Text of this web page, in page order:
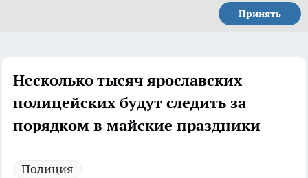
Принять
Несколько тысяч ярославских
полицейских будут следить за
порядком в майские праздники
Полиция